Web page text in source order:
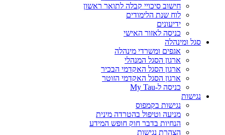
חישוב סיכויי קבלה לתואר ראשון
לוח שנת הלימודים
ידיעונים
כניסה לאזור האישי
סגל ומינהלה
אגפים ומשרדי מינהלה
ארגון הסגל המנהלי
ארגון הסגל האקדמי הבכיר
ארגון הסגל האקדמי הזוטר
כניסה ל-My Tau
נגישות
נגישות בקמפוס
מניעה וטיפול בהטרדה מינית
הנחיות בדבר חוק חופש המידע
הצהרת נגישות